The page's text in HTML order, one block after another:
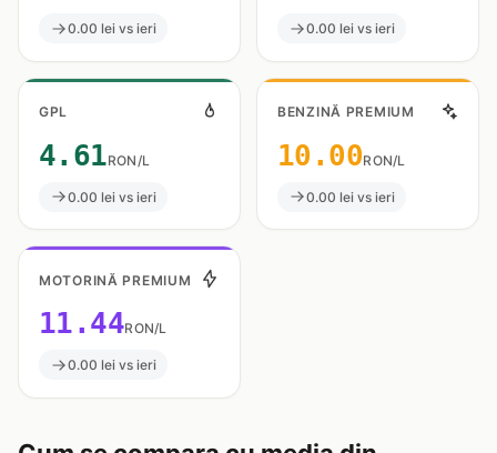
0.00 lei vs ieri 0.00 lei vs ieri
GPL
4.61RON/L
0.00 lei vs ieri
BENZINĂ PREMIUM
10.00RON/L
0.00 lei vs ieri
MOTORINĂ PREMIUM
11.44RON/L
0.00 lei vs ieri